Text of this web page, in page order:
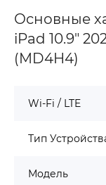
Основные
iPad 10.9"
(MD4H4)
Wi-Fi / LTE
Тип
Модель